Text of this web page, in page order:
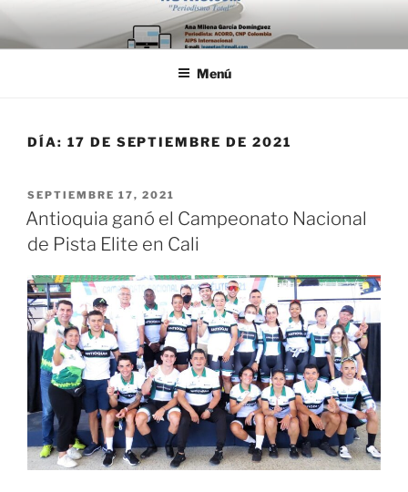
Saltar
al
contenido
Menú
DÍA: 17 DE SEPTIEMBRE DE 2021
PUBLICADO
EL
SEPTIEMBRE 17, 2021
Antioquia ganó el Campeonato Nacional
de Pista Elite en Cali